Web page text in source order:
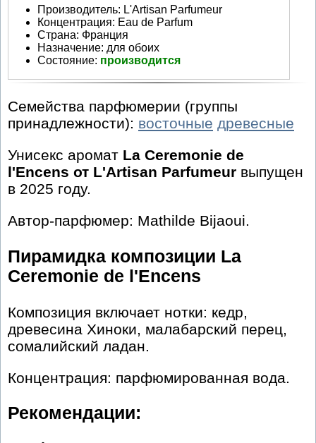
Производитель: L'Artisan Parfumeur
Концентрация: Eau de Parfum
Страна: Франция
Назначение: для обоих
Состояние: производится
Семейства парфюмерии (группы
принадлежности): восточные древесные
Унисекс аромат La Ceremonie de
l'Encens от L'Artisan Parfumeur выпущен
в 2025 году.
Автор-парфюмер: Mathilde Bijaoui.
Пирамидка композиции La
Ceremonie de l'Encens
Композиция включает нотки: кедр,
древесина Хиноки, малабарский перец,
сомалийский ладан.
Концентрация: парфюмированная вода.
Рекомендации: